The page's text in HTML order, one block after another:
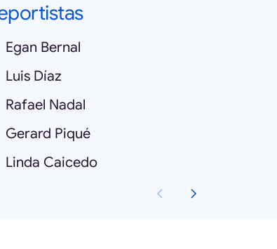
Egan Bernal
Luis Díaz
Rafael Nadal
Gerard Piqué
Linda Caicedo